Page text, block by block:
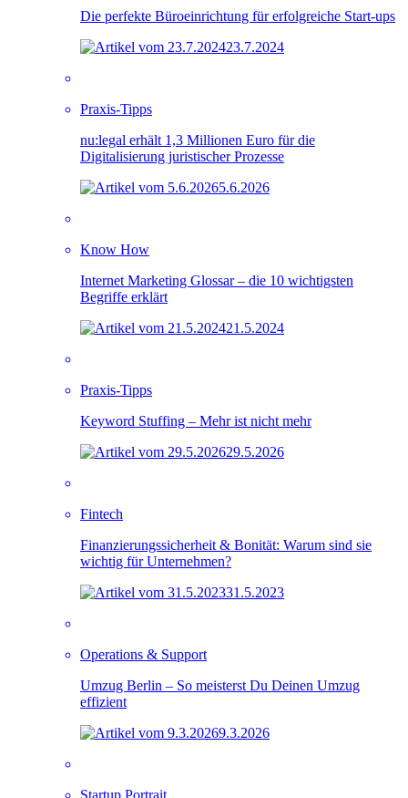
Die perfekte Büroeinrichtung für erfolgreiche Start-ups
23.7.2024
Praxis-Tipps
nu:legal erhält 1,3 Millionen Euro für die
Digitalisierung juristischer Prozesse
5.6.2026
Know How
Internet Marketing Glossar – die 10 wichtigsten
Begriffe erklärt
21.5.2024
Praxis-Tipps
Keyword Stuffing – Mehr ist nicht mehr
29.5.2026
Fintech
Finanzierungssicherheit & Bonität: Warum sind sie
wichtig für Unternehmen?
31.5.2023
Operations & Support
Umzug Berlin – So meisterst Du Deinen Umzug
effizient
9.3.2026